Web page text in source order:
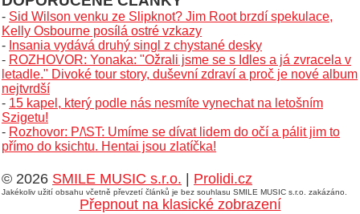
- Sid Wilson venku ze Slipknot? Jim Root brzdí spekulace,
Kelly Osbourne posílá ostré vzkazy
- Insania vydává druhý singl z chystané desky
- ROZHOVOR: Yonaka: "Ožrali jsme se s Idles a já zvracela v
letadle." Divoké tour story, duševní zdraví a proč je nové album
nejtvrdší
- 15 kapel, který podle nás nesmíte vynechat na letošním
Szigetu!
- Rozhovor: P/\ST: Umíme se dívat lidem do očí a pálit jim to
přímo do ksichtu. Hentai jsou zlatíčka!
© 2026 SMILE MUSIC s.r.o. Prolidi.cz
Jakékoliv užití obsahu včetně převzetí článků je bez souhlasu SMILE MUSIC s.r.o. zakázáno.
Přepnout na klasické zobrazení